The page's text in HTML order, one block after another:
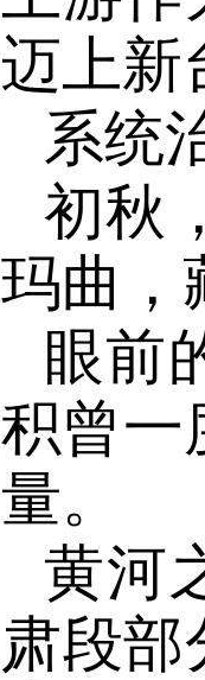
迈上新
系统
初秋
玛曲，
眼前
积曾一
量。
黄河
肃段